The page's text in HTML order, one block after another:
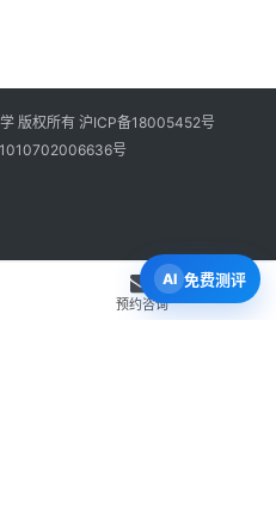
版权所有 沪ICP备18005452号
号
预约咨询
免费测评